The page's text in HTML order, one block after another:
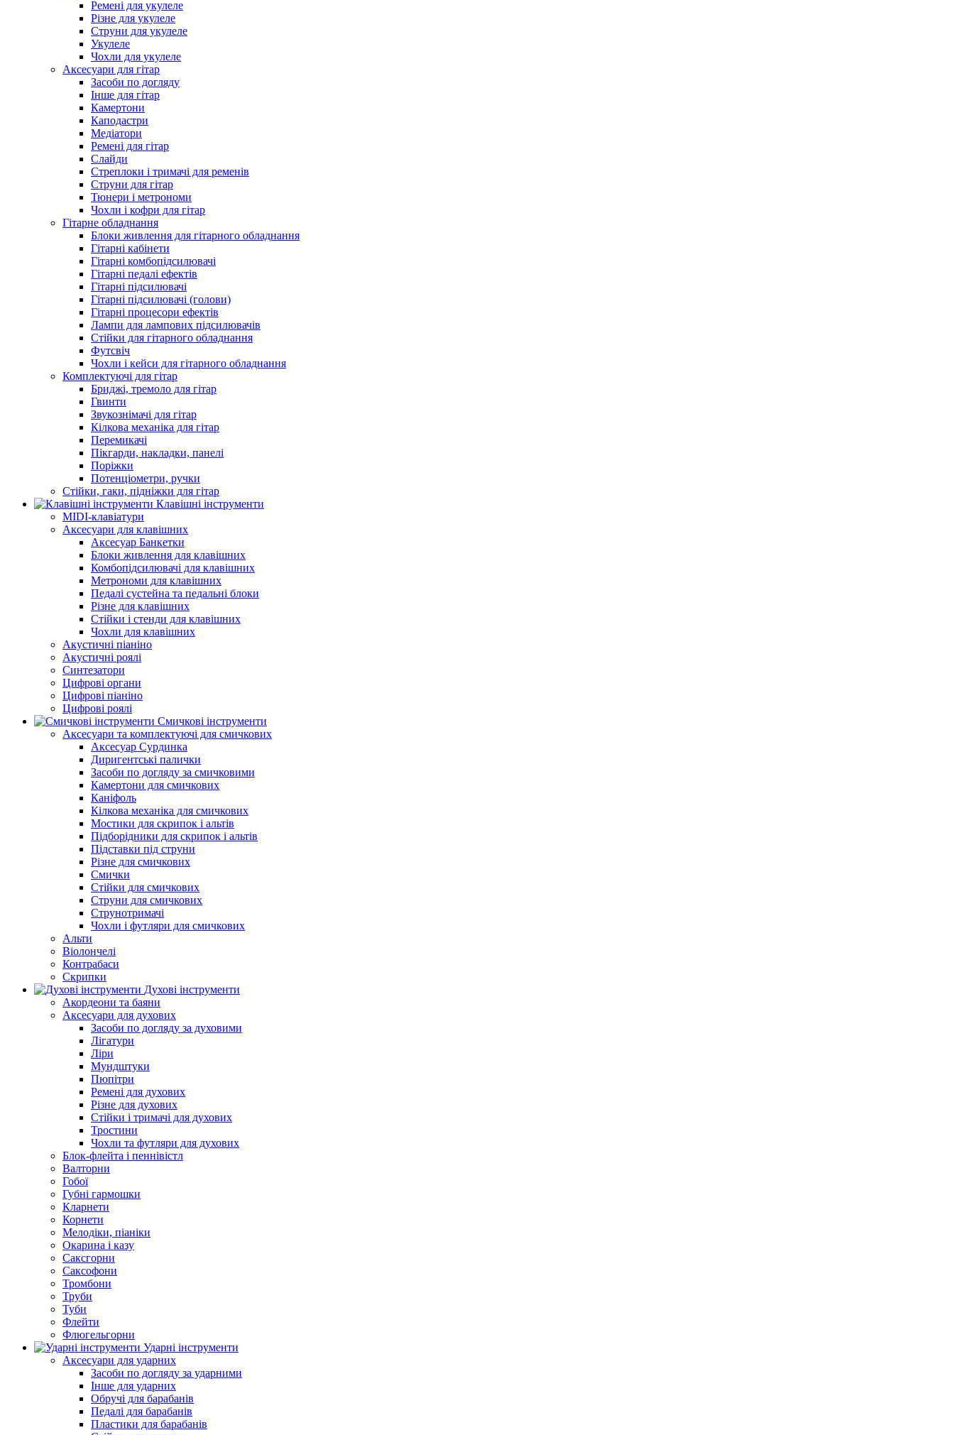
Ремені для укулеле
Різне для укулеле
Струни для укулеле
Укулеле
Чохли для укулеле
Аксесуари для гітар
Засоби по догляду
Інше для гітар
Камертони
Каподастри
Медіатори
Ремені для гітар
Слайди
Стреплоки і тримачі для ременів
Струни для гітар
Тюнери і метрономи
Чохли і кофри для гітар
Гітарне обладнання
Блоки живлення для гітарного обладнання
Гітарні кабінети
Гітарні комбопідсилювачі
Гітарні педалі ефектів
Гітарні підсилювачі
Гітарні підсилювачі (голови)
Гітарні процесори ефектів
Лампи для лампових підсилювачів
Стійки для гітарного обладнання
Футсвіч
Чохли і кейси для гітарного обладнання
Комплектуючі для гітар
Бриджі, тремоло для гітар
Гвинти
Звукознімачі для гітар
Кілкова механіка для гітар
Перемикачі
Пікгарди, накладки, панелі
Поріжки
Потенціометри, ручки
Стійки, гаки, підніжки для гітар
Клавішні інструменти
MIDI-клавіатури
Аксесуари для клавішних
Аксесуар Банкетки
Блоки живлення для клавішних
Комбопідсилювачі для клавішних
Метрономи для клавішних
Педалі сустейна та педальні блоки
Різне для клавішних
Стійки і стенди для клавішних
Чохли для клавішних
Акустичні піаніно
Акустичні роялі
Синтезатори
Цифрові органи
Цифрові піаніно
Цифрові роялі
Смичкові інструменти
Аксесуари та комплектуючі для смичкових
Аксесуар Сурдинка
Диригентські палички
Засоби по догляду за смичковими
Камертони для смичкових
Каніфоль
Кілкова механіка для смичкових
Мостики для скрипок і альтів
Підборiдники для скрипок і альтів
Підставки під струни
Різне для смичкових
Смички
Стійки для смичкових
Струни для смичкових
Струнотримачі
Чохли і футляри для смичкових
Альти
Віолончелі
Контрабаси
Скрипки
Духові інструменти
Акордеони та баяни
Аксесуари для духових
Засоби по догляду за духовими
Лігатури
Ліри
Мундштуки
Пюпітри
Ремені для духових
Різне для духових
Стійки і тримачі для духових
Тростини
Чохли та футляри для духових
Блок-флейта і пеннівістл
Валторни
Гобої
Губні гармошки
Кларнети
Корнети
Мелодіки, піаніки
Окарина і казу
Саксгорни
Саксофони
Тромбони
Труби
Туби
Флейти
Флюгельгорни
Ударні інструменти
Аксесуари для ударних
Засоби по догляду за ударними
Інше для ударних
Обручі для барабанів
Педалі для барабанів
Пластики для барабанів